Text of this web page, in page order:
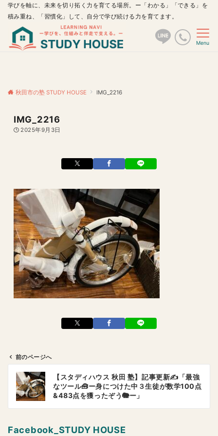
学びを軸に、未来を切り拓く力を育てる場所。ー「わかる」「できる」を
積み重ね、「習慣化」して、自分で学び続ける力を育てます。
Menu
秋田市の塾 STUDY HOUSE IMG_2216
IMG_2216
2025年9月3日
ー
前のページへ
【スタディハウス 秋田 塾】記事更新✍️「最強
なツール🧰ー身につけた中３生徒が数学100点
&483点を獲ったぞう🐘ー」
Facebook_STUDY HOUSE